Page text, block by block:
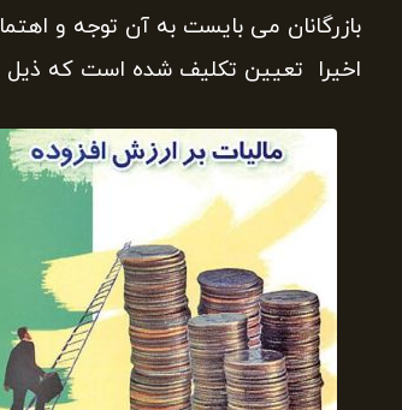
بازرگانان می بایست به آن توجه و
اخیرا تعیین تکلیف شده است که ذیل